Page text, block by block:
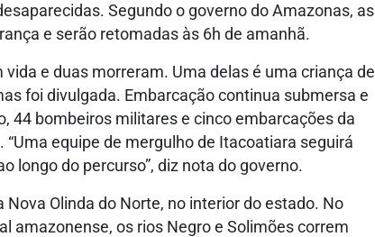
Segundo o governo do Amazonas, as
e serão retomadas às 6h de amanhã.
e duas morreram. Uma delas é uma criança de
foi divulgada. Embarcação continua submersa e
44 bombeiros militares e cinco embarcações da
equipe de mergulho de Itacoatiara seguirá
longo do percurso”, diz nota do governo.
Olinda do Norte, no interior do estado. No
amazonense, os rios Negro e Solimões correm